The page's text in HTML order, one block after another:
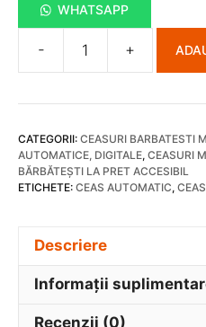
WHATSAPP
-
025
+
CATEGORII: CEASURI BARBATESTI
AUTOMATICE, DIGITALE, CEASURI
BĂRBĂTEȘTI LA PRET ACCESIBIL
ETICHETE: CEAS AUTOMATIC,
Descriere
Informații
Recenzii (0)